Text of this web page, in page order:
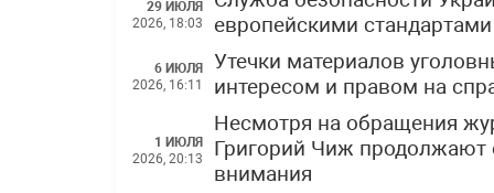
29 ИЮЛЯ
2026, 18:03
европейскими стандартами
6 ИЮЛЯ
2026, 16:11
Утечки материалов
интересом и правом на
1 ИЮЛЯ
2026, 20:13
Несмотря на обращения
Григорий Чиж продолжают
внимания